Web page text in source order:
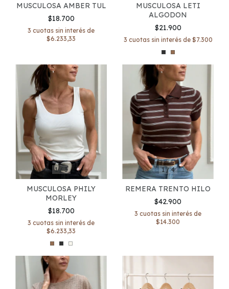
MUSCULOSA AMBER TUL
$18.700
3 cuotas sin interés de
$6.233,33
MUSCULOSA LETI
ALGODON
$21.900
3 cuotas sin interés de $7.300
1/3
MUSCULOSA PHILY
MORLEY
$18.700
3 cuotas sin interés de
$6.233,33
1/4
REMERA TRENTO HILO
$42.900
3 cuotas sin interés de
$14.300